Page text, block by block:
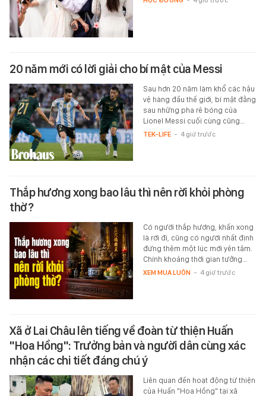
20 năm mới có lời giải cho bí mật của Messi
Sau hơn 20 năm làm khổ các hậu
vệ hàng đầu thế giới, bí mật đằng
sau những pha rê bóng của
Lionel Messi cuối cùng cũng…
TEK-LIFE - 4 giờ trước
Thắp hương xong bao lâu thì nên rời khỏi phòng
thờ?
Có người thắp hương, khấn xong
là rời đi, cũng có người nhất định
đứng thêm một lúc mới yên tâm.
Chính khoảng thời gian tưởng…
XEM MUA LUÔN - 4 giờ trước
Xã ở Lai Châu lên tiếng về đoàn từ thiện Huấn
"Hoa Hồng": Trưởng bản và người dân cùng xác
nhận các chi tiết đáng chú ý
Liên quan đến hoạt động từ thiện
của Huấn "Hoa Hồng" tại xã